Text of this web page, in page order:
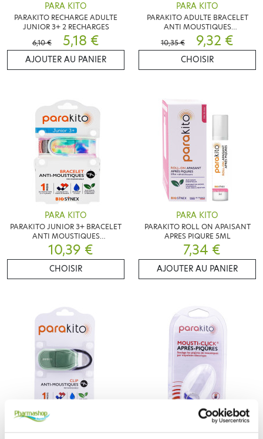
PARA KITO
PARAKITO RECHARGE ADULTE
JUNIOR 3+ 2 RECHARGES
6,10 €
5,18 €
AJOUTER AU PANIER
PARA KITO
PARAKITO ADULTE BRACELET
ANTI MOUSTIQUES
RECHARGEABLE !!COLORIS AU
CHOIX!!
10,35 € 9,32 €
CHOISIR
PARA KITO
PARAKITO JUNIOR 3+ BRACELET
ANTI MOUSTIQUES
RECHARGEABLE !!COLORIS AU
CHOIX!!
10,39 €
CHOISIR
PARA KITO
PARAKITO ROLL ON APAISANT
APRES PIQURE 5ML
7,34 €
AJOUTER AU PANIER
PARA KITO PARA KITO